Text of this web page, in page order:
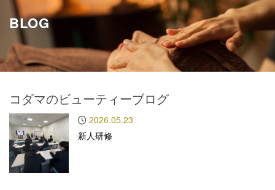
BLOG
コダマのビューティーブログ
2026.05.23
新人研修